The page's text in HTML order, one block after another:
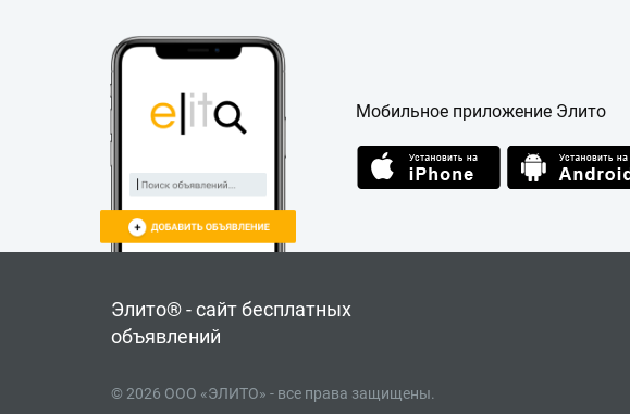
Мобильное приложение Элито
Элито® - сайт бесплатных
объявлений
© 2026 ООО «ЭЛИТО» - все права защищены.